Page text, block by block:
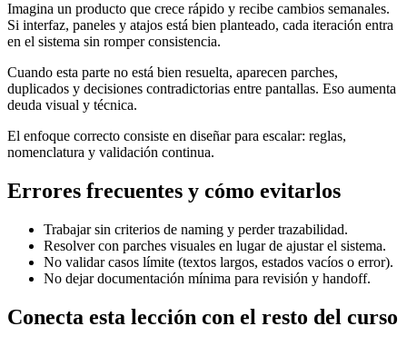
Imagina un producto que crece rápido y recibe cambios semanales.
Si interfaz, paneles y atajos está bien planteado, cada iteración entra
en el sistema sin romper consistencia.
Cuando esta parte no está bien resuelta, aparecen parches,
duplicados y decisiones contradictorias entre pantallas. Eso aumenta
deuda visual y técnica.
El enfoque correcto consiste en diseñar para escalar: reglas,
nomenclatura y validación continua.
Errores frecuentes y cómo evitarlos
Trabajar sin criterios de naming y perder trazabilidad.
Resolver con parches visuales en lugar de ajustar el sistema.
No validar casos límite (textos largos, estados vacíos o error).
No dejar documentación mínima para revisión y handoff.
Conecta esta lección con el resto del curso